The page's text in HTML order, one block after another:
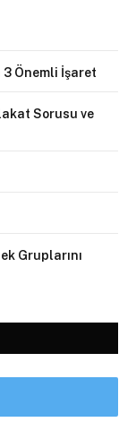
3 Önemli İşaret
Sorusu ve
Gruplarını